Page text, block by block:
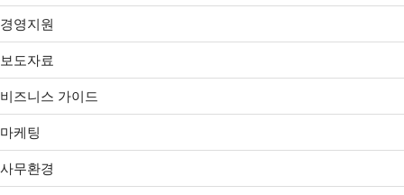
경영지원
보도자료
비즈니스 가이드
마케팅
사무환경